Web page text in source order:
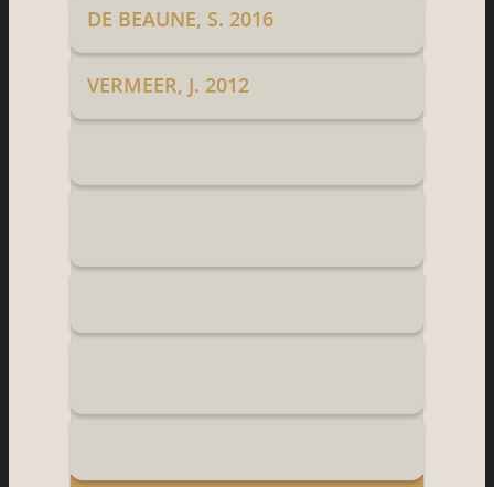
DE BEAUNE, S. 2016
VERMEER, J. 2012